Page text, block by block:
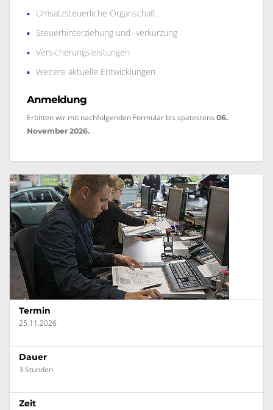
Umsatzsteuerliche Organschaft
Steuerhinterziehung und -verkürzung
Versicherungsleistungen
Weitere aktuelle Entwicklungen
Anmeldung
Erbitten wir mit nachfolgenden Formular bis spätestens 06.
November 2026.
Termin
25.11.2026
Dauer
3 Stunden
Zeit